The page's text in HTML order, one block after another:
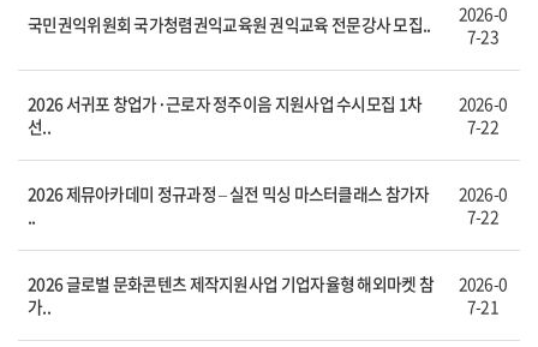
국민권익위원회 국가청렴권익교육원 권익교육 전문강사 모집..
2026-0
7-23
2026 서귀포 창업가·근로자 정주이음 지원사업 수시모집 1차
선..
2026-0
7-22
2026 제뮤아카데미 정규과정 – 실전 믹싱 마스터클래스 참가자
..
2026-0
7-22
2026 글로벌 문화콘텐츠 제작지원사업 기업자율형 해외마켓 참
가..
2026-0
7-21